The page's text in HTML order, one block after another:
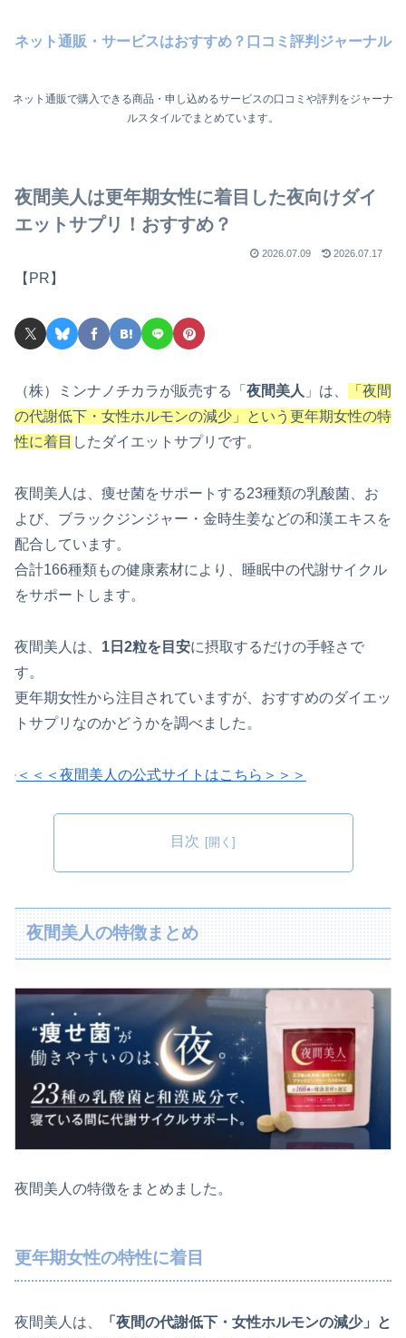
ネット通販・サービスはおすすめ？口コミ評判ジャーナル
ネット通販で購入できる商品・申し込めるサービスの口コミや評判をジャーナ
ルスタイルでまとめています。
夜間美人は更年期女性に着目した夜向けダイ
エットサプリ！おすすめ？
2026.07.09 2026.07.17
【PR】
（株）ミンナノチカラが販売する「 夜間美人 」は、
「夜間
の代謝低下・女性ホルモンの減少」という更年期女性の特
性に着目 したダイエットサプリです。
夜間美人は、痩せ菌をサポートする23種類の乳酸菌、お
よび、ブラックジンジャー・金時生姜などの和漢エキスを
配合しています。
合計166種類もの健康素材により、睡眠中の代謝サイクル
をサポートします。
夜間美人は、 1日2粒を目安に摂取するだけの手軽さで
す。
更年期女性から注目されていますが、おすすめのダイエッ
トサプリなのかどうかを調べました。
＜＜＜夜間美人の公式サイトはこちら＞＞＞
目次
夜間美人の特徴まとめ
夜間美人の特徴をまとめました。
更年期女性の特性に着目
夜間美人は、
「夜間の代謝低下・女性ホルモンの減少」と